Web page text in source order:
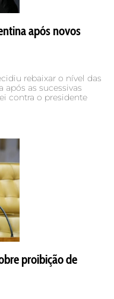
após novos
rebaixar o nível das
as sucessivas
contra o presidente
proibição de